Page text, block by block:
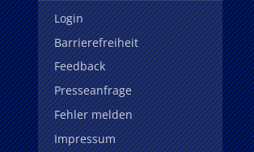
Login
Barrierefreiheit
Feedback
Presseanfrage
Fehler melden
Impressum